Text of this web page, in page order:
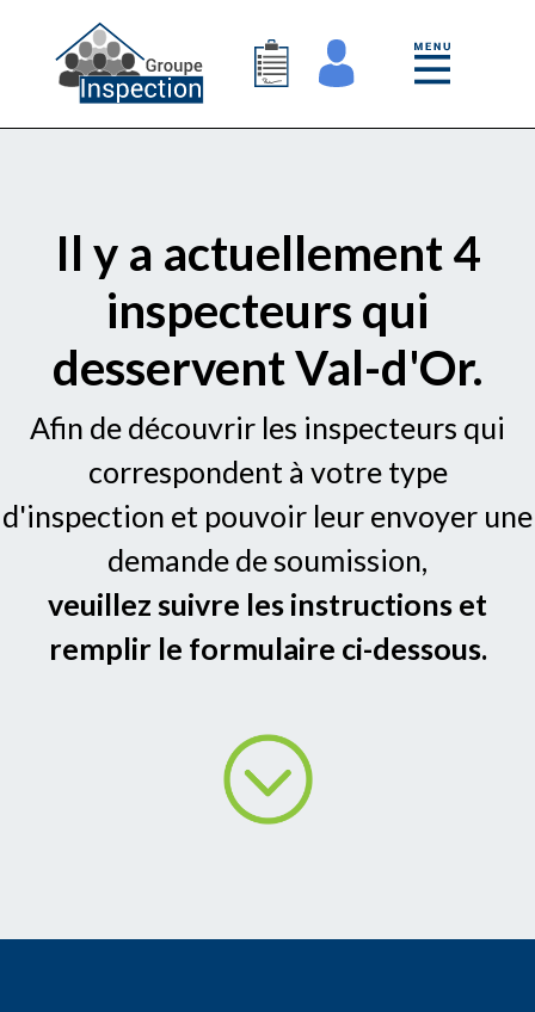
Il y a actuellement 4
inspecteurs qui
desservent Val-d'Or.
Afin de découvrir les inspecteurs qui
correspondent à votre type
d'inspection et pouvoir leur envoyer une
demande de soumission,
veuillez suivre les instructions et
remplir le formulaire ci-dessous.